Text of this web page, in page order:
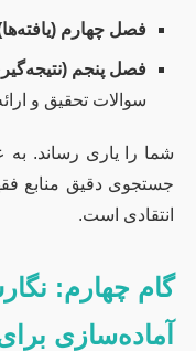
فصل چهارم
فصل پنجم
سوالات تحقیق و
شما را یاری رساند. به
جستجوی دقیق منابع
انتقادی است.
گام چهارم:
آماده‌سازی